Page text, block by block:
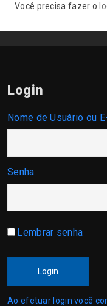
Você precisa fazer o
Login
Nome de Usuário ou
Senha
Lembrar senha
Login
Ao efetuar login você